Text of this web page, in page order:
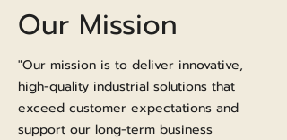
Our Mission
"Our mission is to deliver innovative,
high-quality industrial solutions that
exceed customer expectations and
support our long-term business